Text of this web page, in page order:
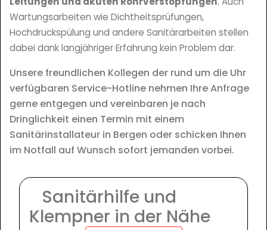
Wartungsarbeiten wie Dichtheitsprüfungen,
Hochdruckspülung und andere Sanitärarbeiten stellen
dabei dank langjähriger Erfahrung kein Problem dar.
Unsere freundlichen Kollegen der rund um die Uhr
verfügbaren Service-Hotline nehmen Ihre Anfrage
gerne entgegen und vereinbaren je nach
Dringlichkeit einen Termin mit einem
Sanitärinstallateur in Bergen oder schicken Ihnen
im Notfall auf Wunsch sofort jemanden vorbei.
Sanitärhilfe und
Klempner in der Nähe